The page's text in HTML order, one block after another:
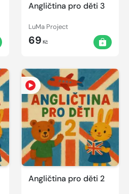
Angličtina pro děti 3
LuMa Project
69 Kč
Angličtina pro děti 2